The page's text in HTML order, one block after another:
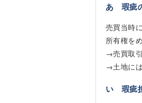
あ 瑕疵
売買当時
所有権を
→売買取
→土地に
い 瑕疵